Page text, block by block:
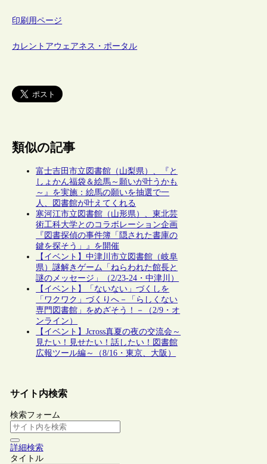
印刷用ページ
カレントアウェアネス・ポータル
類似の記事
富士吉田市立図書館（山梨県）、『と
しょかん福袋＆絵馬～願いが叶うかも
～』を実施：絵馬の願いを抽選で一
人、図書館が叶えてくれる
寒河江市立図書館（山形県）、東北芸
術工科大学とのコラボレーション企画
『図書探偵の事件簿「隠された書庫の
鍵を探そう」』を開催
【イベント】中津川市立図書館（岐阜
県）謎解きゲーム「ねらわれた館長と
謎のメッセージ」（2/23-24・中津川）
【イベント】「ないない」づくしを
「ワクワク」づくりへ－「らしくない
専門図書館」をめざそう！－（2/9・オ
ンライン）
【イベント】Jcross真夏の夜の交流会～
見たい！見せたい！話したい！図書館
広報ツール編～（8/16・東京、大阪）
サイト内検索
検索フォーム
詳細検索
タイトル